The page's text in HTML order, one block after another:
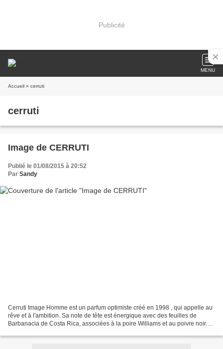
Publicité
MENU
Accueil » cerruti
cerruti
Image de CERRUTI
Publié le 01/08/2015 à 20:52
Par Sandy
Cerruti Image Homme est un parfum optimiste créé en 1998 , qui appelle au
rêve et à l'ambition. Sa note de tête est énergique avec des feuilles de
Barbanacia de Costa Rica, associées à la poire Williams et au poivre noir.